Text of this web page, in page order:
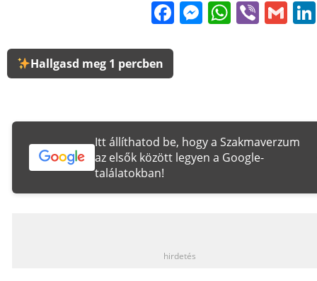
FacebookViber
Hallgasd meg 1 percben
Itt állíthatod be, hogy a Szakmaverzum
az elsők között legyen a Google-
találatokban!
hirdetés